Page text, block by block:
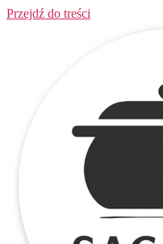
Przejdź do treści